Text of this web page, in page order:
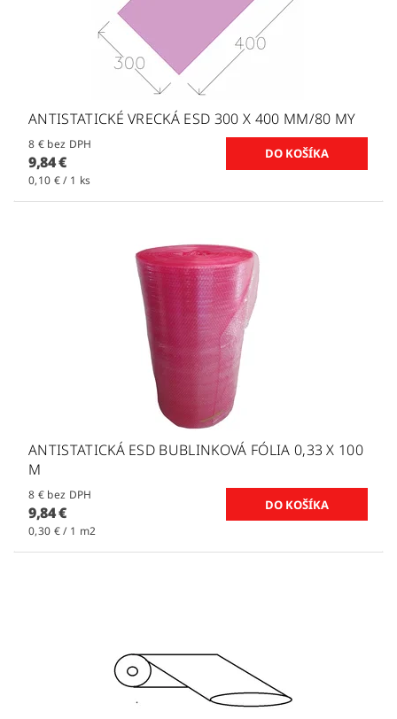
ANTISTATICKÉ VRECKÁ ESD 300 X 400 MM/80 MY
8 € bez DPH
9,84 €
0,10 € / 1 ks
ANTISTATICKÁ ESD BUBLINKOVÁ FÓLIA 0,33 X 100
M
8 € bez DPH
9,84 €
0,30 € / 1 m2